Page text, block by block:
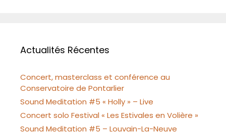
Actualités Récentes
Concert, masterclass et conférence au
Conservatoire de Pontarlier
Sound Meditation #5 « Holly » – Live
Concert solo Festival « Les Estivales en Volière »
Sound Meditation #5 – Louvain-La-Neuve